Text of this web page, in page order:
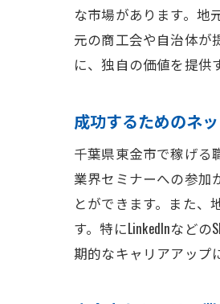
な市場があります。地
元の商工会や自治体が
に、独自の価値を提供
成功するためのネ
千葉県東金市で稼げる
業界セミナーへの参加
とができます。また、
す。特にLinkedInなど
期的なキャリアアップ